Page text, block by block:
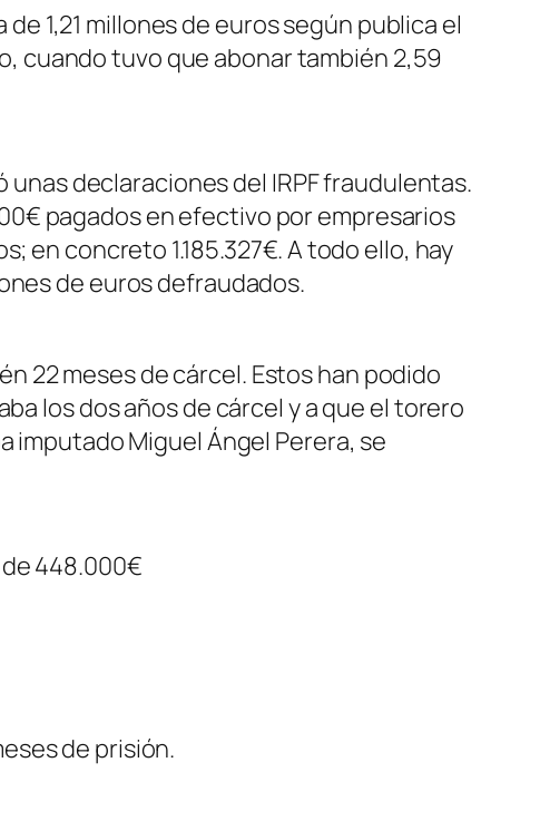
1,21 millones de euros según publica el
cuando tuvo que abonar también 2,59
declaraciones del IRPF fraudulentas.
pagados en efectivo por empresarios
en concreto 1.185.327€. A todo ello, hay
de euros defraudados.
22 meses de cárcel. Estos han podido
los dos años de cárcel y a que el torero
imputado Miguel Ángel Perera, se
448.000€
de prisión.